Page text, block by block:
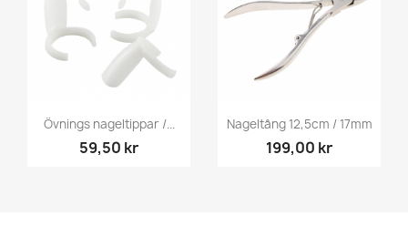
Övnings nageltippar /...
59,50 kr
Nageltång 12,5cm / 17mm
199,00 kr